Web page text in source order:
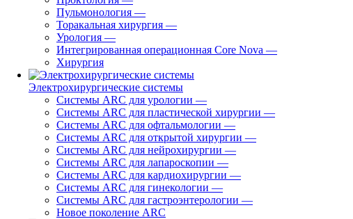
Пульмонология —
Торакальная хирургия —
Урология —
Интегрированная операционная Core Nova —
Хирургия
Электрохирургические системы
Системы ARC для урологии —
Системы ARC для пластической хирургии —
Системы ARC для офтальмологии —
Системы ARC для открытой хирургии —
Системы ARC для нейрохирургии —
Системы ARC для лапароскопии —
Системы ARC для кардиохирургии —
Системы ARC для гинекологии —
Системы ARC для гастроэнтерологии —
Новое поколение ARC